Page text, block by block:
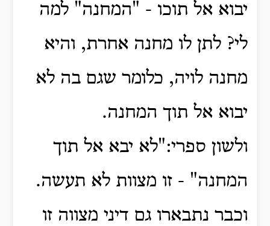
יבוא אל תוכו - "המחנה" למה
לי? לתן לו מחנה אחרת, והיא
מחנה לויה, כלומר שגם בה לא
יבוא אל תוך המחנה.
ולשון ספרי:"לא יבא אל תוך
המחנה" - זו מצוות לא תעשה.
וכבר נתבארו גם דיני מצווה זו